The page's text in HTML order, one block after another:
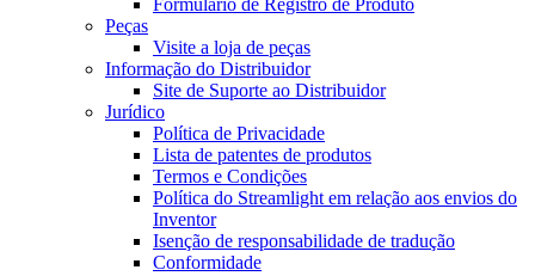
Formulário de Registro de Produto
Peças
Visite a loja de peças
Informação do Distribuidor
Site de Suporte ao Distribuidor
Jurídico
Política de Privacidade
Lista de patentes de produtos
Termos e Condições
Política do Streamlight em relação aos envios do
Inventor
Isenção de responsabilidade de tradução
Conformidade